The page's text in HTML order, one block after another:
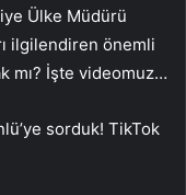
Ülke Müdürü
ilgilendiren önemli
mı? İşte videomuz…
sorduk! TikTok